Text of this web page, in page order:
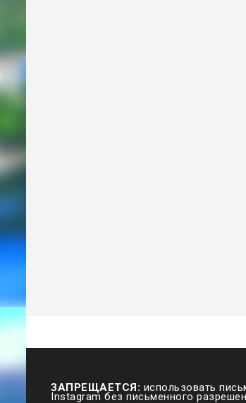
ЗАПРЕЩАЕТСЯ: использовать
Instagram без письменного